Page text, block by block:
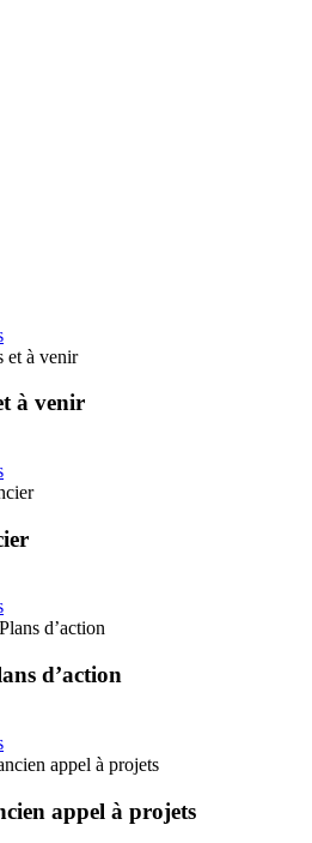
et à venir
à venir
d’action
d’action
appel à projets
appel à projets